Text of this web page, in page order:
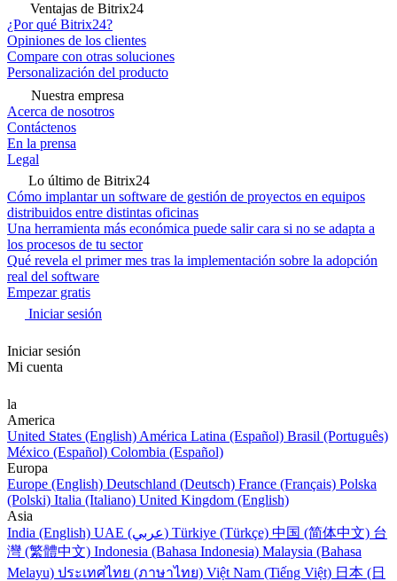
Ventajas de Bitrix24
¿Por qué Bitrix24?
Opiniones de los clientes
Compare con otras soluciones
Personalización del producto
Nuestra empresa
Acerca de nosotros
Contáctenos
En la prensa
Legal
Lo último de Bitrix24
Cómo implantar un software de gestión de proyectos en equipos
distribuidos entre distintas oficinas
Una herramienta más económica puede salir cara si no se adapta a
los procesos de tu sector
Qué revela el primer mes tras la implementación sobre la adopción
real del software
Empezar gratis
Iniciar sesión
Iniciar sesión
Mi cuenta
la
America
United States (English) América Latina (Español) Brasil (Português)
México (Español) Colombia (Español)
Europa
Europe (English) Deutschland (Deutsch) France (Français) Polska
(Polski) Italia (Italiano) United Kingdom (English)
Asia
India (English)
UAE (عربي) Türkiye (Türkçe) 中国 (简体中文) 台
灣 (繁體中文) Indonesia (Bahasa Indonesia) Malaysia (Bahasa
Melayu) ประเทศไทย (ภาษาไทย) Việt Nam (Tiếng Việt) 日本 (日